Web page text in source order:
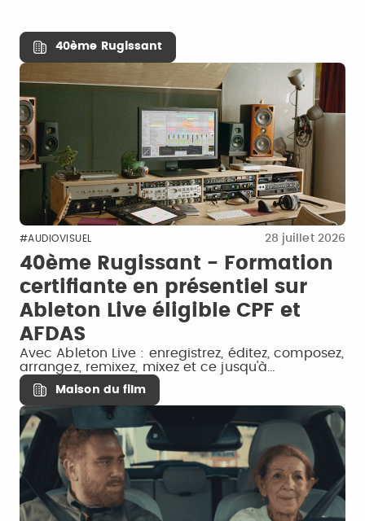
40ème Rugissant
#AUDIOVISUEL 28 juillet 2026
40ème Rugissant - Formation
certifiante en présentiel sur
Ableton Live éligible CPF et
AFDAS
Avec Ableton Live : enregistrez, éditez, composez,
arrangez, remixez, mixez et ce jusqu'à…
Maison du film